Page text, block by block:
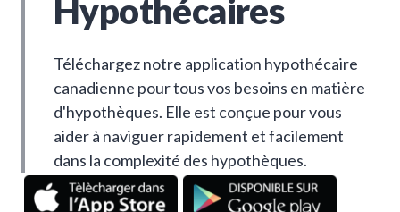
Hypothécaires
Téléchargez notre application hypothécaire
canadienne pour tous vos besoins en matière
d'hypothèques. Elle est conçue pour vous
aider à naviguer rapidement et facilement
dans la complexité des hypothèques.